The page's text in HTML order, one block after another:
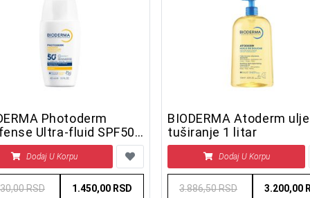
Photoderm
Ultra-fluid SPF50+
40 ml
Dodaj U Korpu
RSD 1.450,00 RSD
BIODERMA Atoderm
tuširanje 1 litar
Dodaj U Korpu
3.886,50 RSD 3.200,00